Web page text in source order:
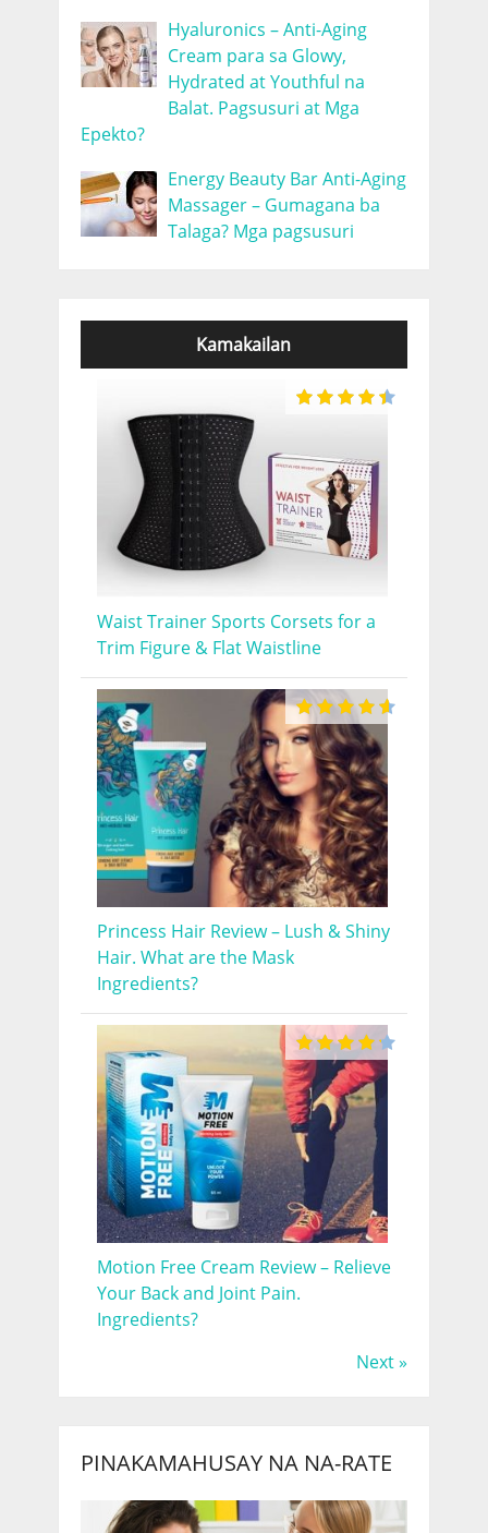
Hyaluronics – Anti-Aging
Cream para sa Glowy,
Hydrated at Youthful na
Balat. Pagsusuri at Mga
Epekto?
Energy Beauty Bar Anti-Aging
Massager – Gumagana ba
Talaga? Mga pagsusuri
Kamakailan
Waist Trainer Sports Corsets for a
Trim Figure & Flat Waistline
Princess Hair Review – Lush & Shiny
Hair. What are the Mask
Ingredients?
Motion Free Cream Review – Relieve
Your Back and Joint Pain.
Ingredients?
Next »
PINAKAMAHUSAY NA NA-RATE